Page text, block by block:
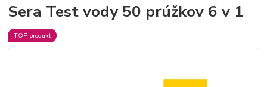
Sera Test vody 50 prúžkov 6 v 1
TOP produkt